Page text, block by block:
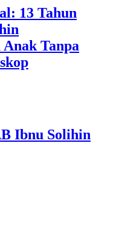
13 Tahun
Tanpa
Ibnu Solihin